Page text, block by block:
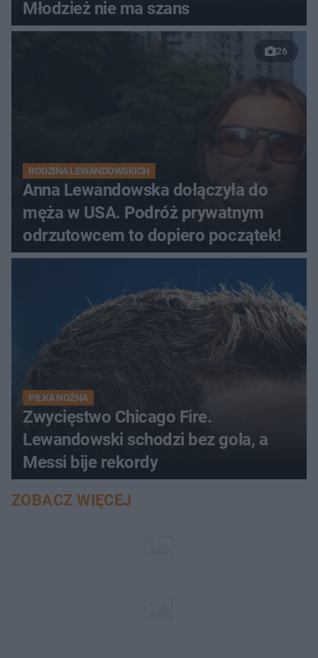
Młodzież nie ma szans
26
RODZINA LEWANDOWSKICH
Anna Lewandowska dołączyła do
męża w USA. Podróż prywatnym
odrzutowcem to dopiero początek!
PIŁKA NOŻNA
Zwycięstwo Chicago Fire.
Lewandowski schodzi bez gola, a
Messi bije rekordy
ZOBACZ WIĘCEJ